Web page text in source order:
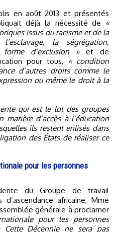
en août 2013 et présentés
déjà la nécessité de
«
issus du racisme et de la
la ségrégation,
d’exclusion »et de
pour tous,
« condition
d’autres droits comme le
ou même le droit à la
qui est le lot des groupes
d’accès à l’éducation
ils restent enlisés dans
des États de réaliser ce
pour les personnes
africaine, Mme
générale à proclamer
pour les personnes
Cette Décennie ne sera pas